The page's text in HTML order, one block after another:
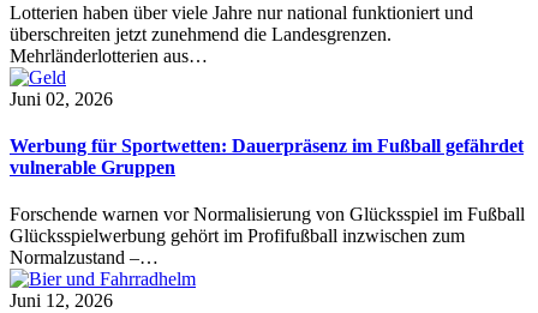
Lotterien haben über viele Jahre nur national funktioniert und
überschreiten jetzt zunehmend die Landesgrenzen.
Mehrländerlotterien aus…
Juni 02, 2026
Werbung für Sportwetten: Dauerpräsenz im Fußball gefährdet
vulnerable Gruppen
Forschende warnen vor Normalisierung von Glücksspiel im Fußball
Glücksspielwerbung gehört im Profifußball inzwischen zum
Normalzustand –…
Juni 12, 2026